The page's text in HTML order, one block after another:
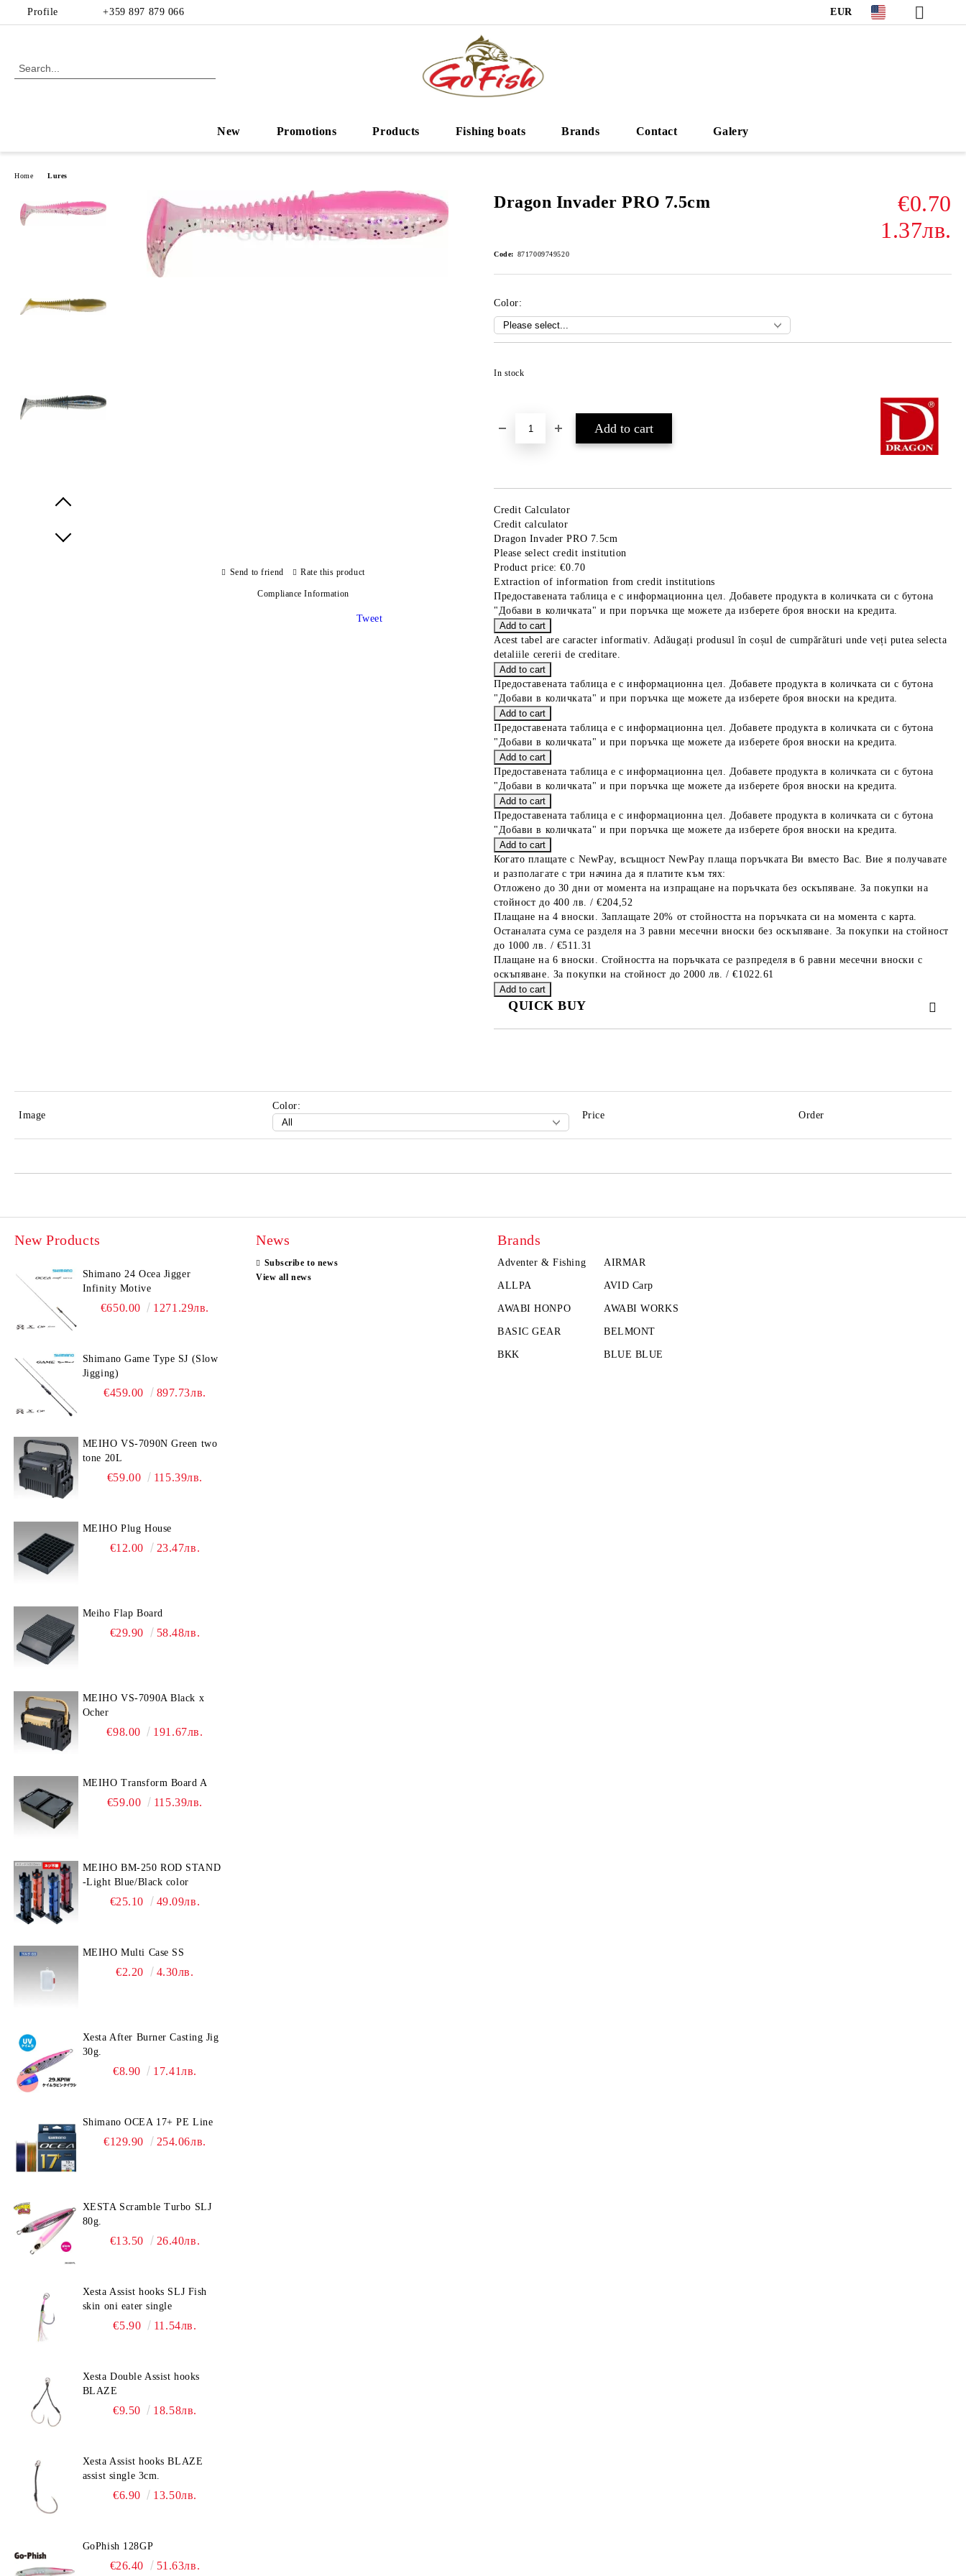
Profile +359 897 879 066 EUR
New Promotions Products Fishing boats Brands Contact Galery
Home Lures
Dragon Invader PRO 7.5cm
€0.70
1.37лв.
Code: 8717009749520
Color:
In stock
Credit Calculator
Credit calculator
Dragon Invader PRO 7.5cm
Please select credit institution
Product price: €0.70
Extraction of information from credit institutions
Предоставената таблица е с информационна цел. Добавете продукта в количката си с бутона
"Добави в количката" и при поръчка ще можете да изберете броя вноски на кредита.
Acest tabel are caracter informativ. Adăugați produsul în coșul de cumpărături unde veți putea selecta
detaliile cererii de creditare.
Предоставената таблица е с информационна цел. Добавете продукта в количката си с бутона
"Добави в количката" и при поръчка ще можете да изберете броя вноски на кредита.
Предоставената таблица е с информационна цел. Добавете продукта в количката си с бутона
"Добави в количката" и при поръчка ще можете да изберете броя вноски на кредита.
Предоставената таблица е с информационна цел. Добавете продукта в количката си с бутона
"Добави в количката" и при поръчка ще можете да изберете броя вноски на кредита.
Предоставената таблица е с информационна цел. Добавете продукта в количката си с бутона
"Добави в количката" и при поръчка ще можете да изберете броя вноски на кредита.
Когато плащате с NewPay, всъщност NewPay плаща поръчката Ви вместо Вас. Вие я получавате
и разполагате с три начина да я платите към тях:
Отложено до 30 дни от момента на изпращане на поръчката без оскъпяване. За покупки на
стойност до 400 лв. / €204,52
Плащане на 4 вноски. Заплащате 20% от стойността на поръчката си на момента с карта.
Останалата сума се разделя на 3 равни месечни вноски без оскъпяване. За покупки на стойност
до 1000 лв. / €511.31
Плащане на 6 вноски. Стойността на поръчката се разпределя в 6 равни месечни вноски с
оскъпяване. За покупки на стойност до 2000 лв. / €1022.61
QUICK BUY
Send to friend Rate this product
Compliance Information
Tweet
Image
Color:
Price
Order
New Products
Shimano 24 Ocea Jigger
Infinity Motive
€650.00 1271.29лв.
Shimano Game Type SJ (Slow
Jigging)
€459.00 897.73лв.
MEIHO VS-7090N Green two
tone 20L
€59.00 115.39лв.
MEIHO Plug House
€12.00 23.47лв.
Meiho Flap Board
€29.90 58.48лв.
MEIHO VS-7090A Black x
Ocher
€98.00 191.67лв.
MEIHO Transform Board A
€59.00 115.39лв.
MEIHO BM-250 ROD STAND
-Light Blue/Black color
€25.10 49.09лв.
MEIHO Multi Case SS
€2.20 4.30лв.
Xesta After Burner Casting Jig
30g.
€8.90 17.41лв.
Shimano OCEA 17+ PE Line
€129.90 254.06лв.
XESTA Scramble Turbo SLJ
80g.
€13.50 26.40лв.
Xesta Assist hooks SLJ Fish
skin oni eater single
€5.90 11.54лв.
Xesta Double Assist hooks
BLAZE
€9.50 18.58лв.
Xesta Assist hooks BLAZE
assist single 3cm.
€6.90 13.50лв.
GoPhish 128GP
€26.40 51.63лв.
News
Subscribe to news
View all news
Brands
Adventer & Fishing AIRMAR
ALLPA AVID Carp
AWABI HONPO AWABI WORKS
BASIC GEAR BELMONT
BKK BLUE BLUE